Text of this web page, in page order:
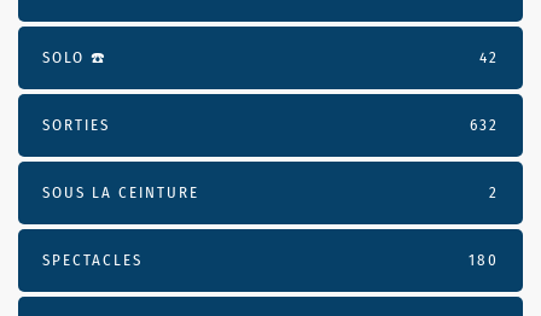
SOLO ☎️ 42
SORTIES 632
SOUS LA CEINTURE 2
SPECTACLES 180